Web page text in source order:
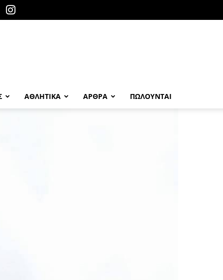
ΑΘΛΗΤΙΚΑ ΑΡΘΡΑ ΠΩΛΟΎΝΤΑΙ